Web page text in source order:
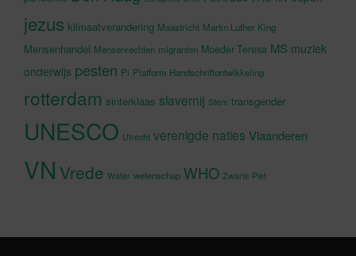
jezus klimaatverandering Maastricht Martin Luther King
Mensenhandel Mensenrechten migranten Moeder Teresa MS muziek
onderwijs pesten Pi Platform Handschriftontwikkeling
rotterdam sinterklaas slavernij Stem transgender
UNESCO Utrecht verenigde naties Vlaanderen
VN Vrede Water wetenschap WHO Zwarte Piet